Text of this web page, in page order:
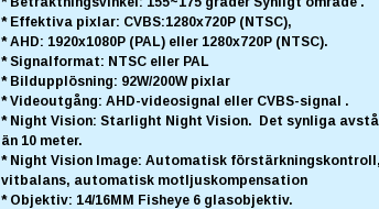
* Effektiva pixlar: CVBS:1280x720P (NTSC),
* AHD: 1920x1080P (PAL) eller 1280x720P (NTSC).
* Signalformat: NTSC eller PAL
* Bildupplösning: 92W/200W pixlar
* Videoutgång: AHD-videosignal eller CVBS-signal .
* Night Vision: Starlight Night Vision. Det synliga
än 10 meter.
* Night Vision Image: Automatisk
vitbalans, automatisk motljuskompensation
* Objektiv: 14/16MM Fisheye 6 glasobjektiv.